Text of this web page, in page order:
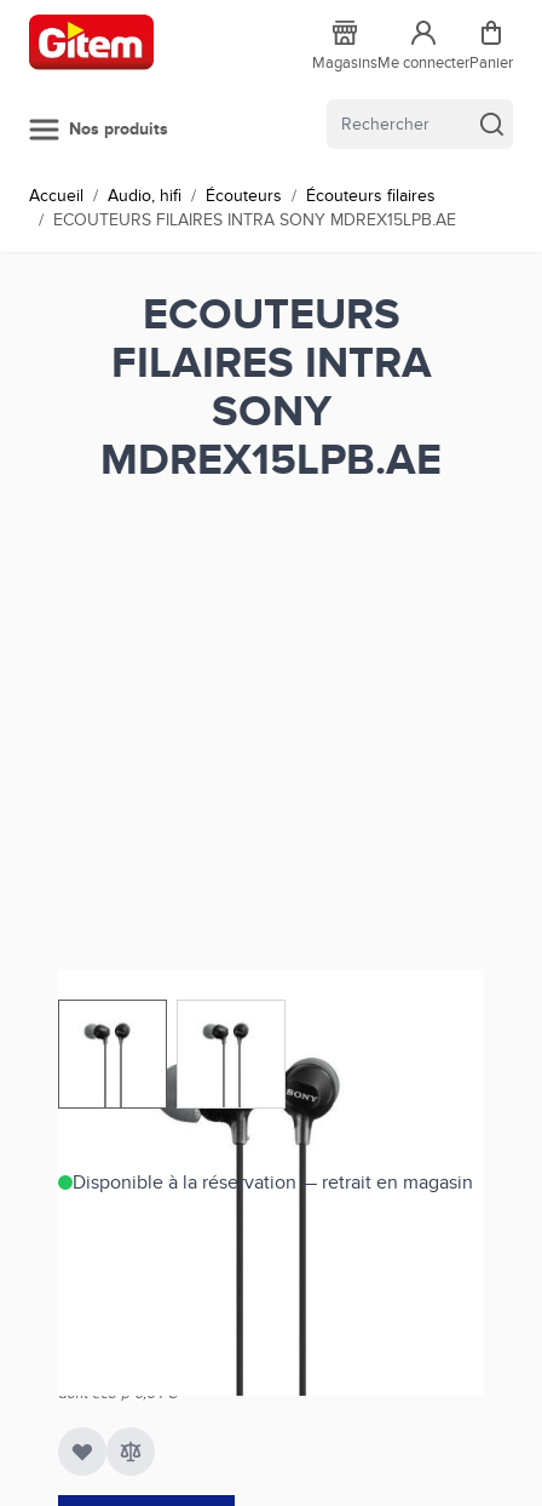
Allez au contenu
MagasinsMe connecterPanier
Nos produits
Accueil / Audio, hifi / Écouteurs / Écouteurs filaires
/ ECOUTEURS FILAIRES INTRA SONY MDREX15LPB.AE
ECOUTEURS
FILAIRES INTRA
SONY
MDREX15LPB.AE
View larger imageView larger image
Disponible à la réservation — retrait en magasin
dont éco-p 0,04 €